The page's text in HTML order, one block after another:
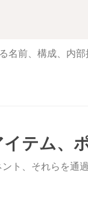
名前、構成、内
テム、
ト、それらを通